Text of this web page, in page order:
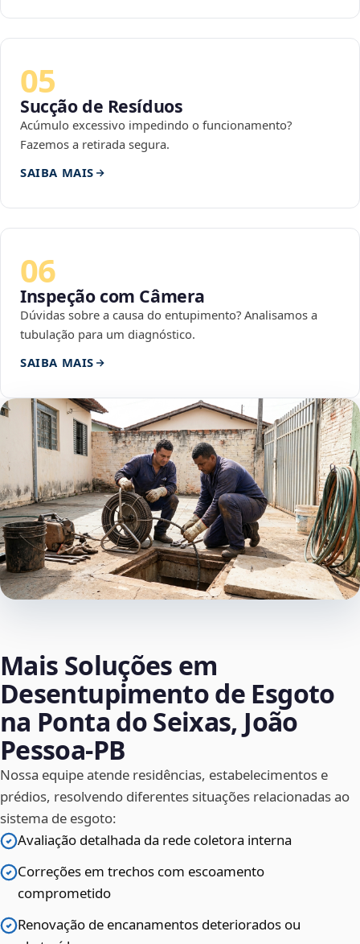
05
Sucção de Resíduos
Acúmulo excessivo impedindo o funcionamento?
Fazemos a retirada segura.
SAIBA MAIS
06
Inspeção com Câmera
Dúvidas sobre a causa do entupimento? Analisamos a
tubulação para um diagnóstico.
SAIBA MAIS
Mais Soluções em
Desentupimento de Esgoto
na Ponta do Seixas, João
Pessoa‑PB
Nossa equipe atende residências, estabelecimentos e
prédios, resolvendo diferentes situações relacionadas ao
sistema de esgoto:
Avaliação detalhada da rede coletora interna
Correções em trechos com escoamento
comprometido
Renovação de encanamentos deteriorados ou